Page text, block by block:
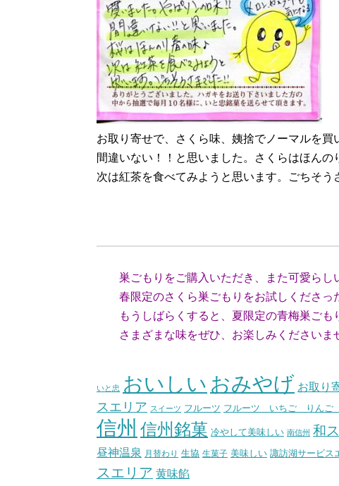
お取り寄せで、さくら味、姨捨でノーマルを買
間違いない！！と思いました。さくらはほんの
次は紅茶を食べてみようと思います。ごちそう
（埼玉
巣ごもりをご購入いただき、また可愛らし
春限定のさくら巣ごもりをお試しくださっ
もうしばらくすると、夏限定の青梅巣ごも
さまざまな味をぜひ、お楽しみくださいま
（スタ
いと忠 おいしい おみやげ お取り
スエリア スイーツ フルーツ フルーツ いちご りんご
信州 信州銘菓 冷やして美味しい 南信州 和
昼神温泉 月替わり 生協 生菓子 美味しい 諏訪湖サービス
スエリア 黄味餡